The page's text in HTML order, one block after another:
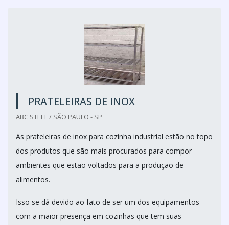
PRATELEIRAS DE INOX
ABC STEEL / SÃO PAULO - SP
As prateleiras de inox para cozinha industrial estão no topo
dos produtos que são mais procurados para compor
ambientes que estão voltados para a produção de
alimentos.
Isso se dá devido ao fato de ser um dos equipamentos
com a maior presença em cozinhas que tem suas